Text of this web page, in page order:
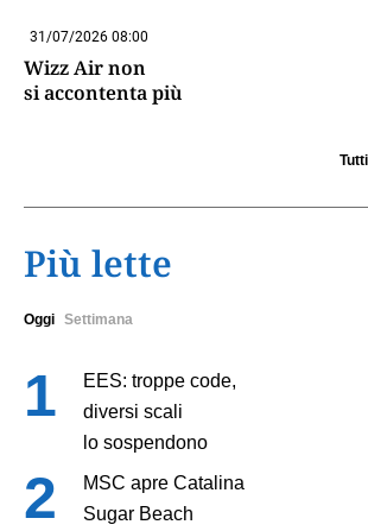
31/07/2026 08:00
Wizz Air non
si accontenta più
Più lette
Oggi Settimana
EES: troppe code,
diversi scali
lo sospendono
MSC apre Catalina
Sugar Beach